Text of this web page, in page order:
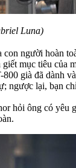
Luna)
người hoàn
mục tiêu của
già đã dành
ngược lại, bạn
hỏi ông có yêu